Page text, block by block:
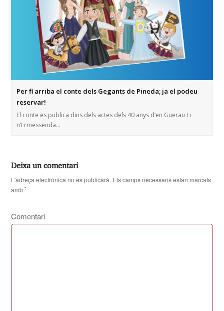
Per fi arriba el conte dels Gegants de Pineda; ja el podeu
reservar!
El conte es publica dins dels actes dels 40 anys d’en Guerau I i
n’Ermessenda…
Deixa un comentari
L'adreça electrònica no es publicarà. Els camps necessaris estan marcats
amb*
Comentari